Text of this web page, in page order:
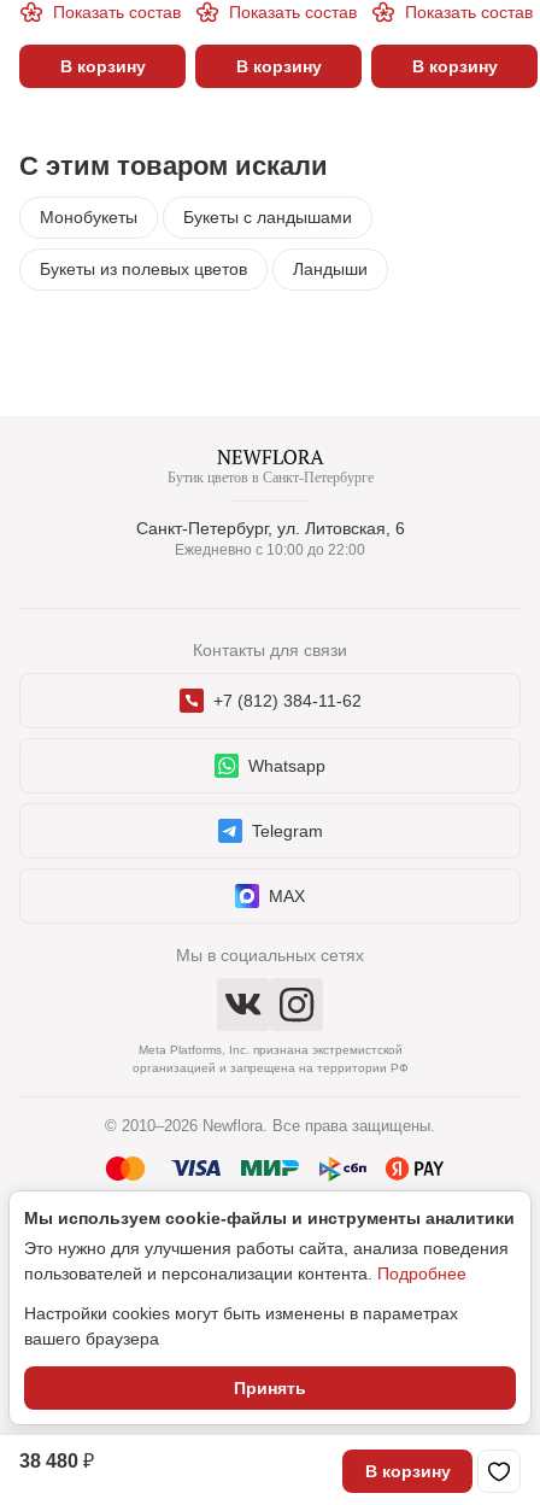
38 480 ₽ В корзину
Показать состав
В корзину
Показать состав
В корзину
Показать состав
В корзину
С этим товаром искали
Монобукеты Букеты с ландышами
Букеты из полевых цветов Ландыши
Бутик цветов в Санкт-Петербурге
Санкт-Петербург, ул. Литовская, 6
Ежедневно с 10:00 до 22:00
Контакты для связи
+7 (812) 384-11-62
Whatsapp
Telegram
MAX
Мы в социальных сетях
Meta Platforms, Inc. признана экстремистской
организацией и запрещена на территории РФ
© 2010–2026 Newflora. Все права защищены.
Политика обработки персональных данных
Согласие на обработку персональных данных
SEO-продвижение
Мы используем cookie‑файлы и инструменты аналитики
Это нужно для улучшения работы сайта, анализа поведения
пользователей и персонализации контента. Подробнее
Настройки cookies могут быть изменены в параметрах
вашего браузера
Принять